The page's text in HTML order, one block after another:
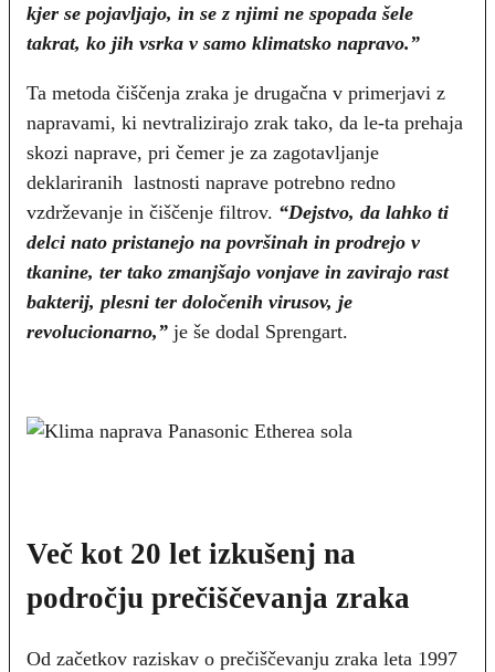
kjer se pojavljajo, in se z njimi ne spopada šele
takrat, ko jih vsrka v samo klimatsko napravo.”
Ta metoda čiščenja zraka je drugačna v primerjavi z
napravami, ki nevtralizirajo zrak tako, da le-ta prehaja
skozi naprave, pri čemer je za zagotavljanje
deklariranih lastnosti naprave potrebno redno
vzdrževanje in čiščenje filtrov. “Dejstvo, da lahko ti
delci nato pristanejo na površinah in prodrejo v
tkanine, ter tako zmanjšajo vonjave in zavirajo rast
bakterij, plesni ter določenih virusov, je
revolucionarno,” je še dodal Sprengart.
Več kot 20 let izkušenj na
področju prečiščevanja zraka
Od začetkov raziskav o prečiščevanju zraka leta 1997